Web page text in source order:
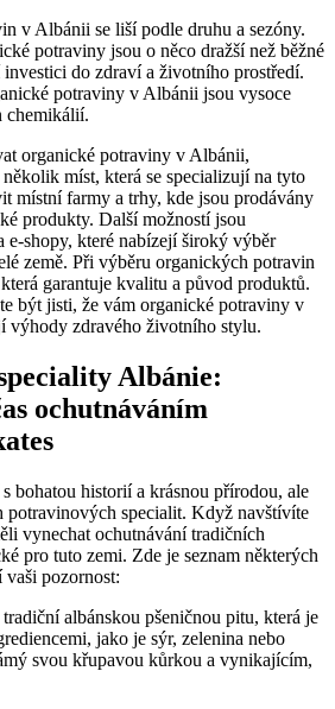
v‍ Albánii se ‍liší ‍podle druhu a⁣ sezóny.
potraviny⁤ jsou o něco ‌dražší než běžné
do ‌zdraví a životního prostředí.
potraviny v ‌Albánii ⁢jsou vysoce
chemikálií.
organické potraviny v⁤ Albánii,
míst, která se specializují na tyto
místní⁣ farmy a⁤ trhy, kde ⁤jsou prodávány⁤
⁢produkty. Další ​možností jsou
e-shopy,⁤ které nabízejí široký výběr
země. Při výběru ⁣organických potravin
garantuje ‍kvalitu a původ produktů.
⁤být jisti, že vám ⁤organické potraviny v
výhody ​zdravého životního⁤ stylu.
Albánie:⁤
ochutnáváním‍
bohatou historií a‌ krásnou přírodou, ale
potravinových specialit. Když navštívíte
vynechat ​ochutnávání tradičních
⁤pro ​tuto‍ zemi. Zde je seznam některých
vaši pozornost:
albánskou⁢ pšeničnou pitu, ⁣která je
​jako ‍je⁤ sýr, zelenina nebo⁤
svou křupavou kůrkou‍ a‍ vynikajícím,